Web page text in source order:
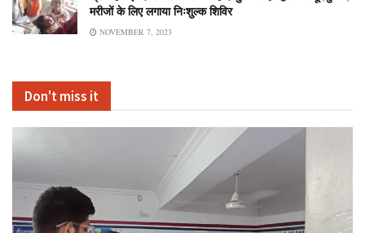
मरीजों के लिए लगाया निःशुल्क शिविर
NOVEMBER 7, 2023
Don't miss it